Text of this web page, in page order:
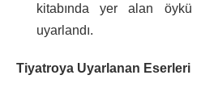
kitabında yer alan öykü
uyarlandı.
Tiyatroya Uyarlanan Eserleri